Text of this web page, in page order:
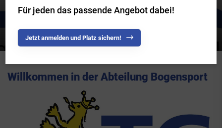
Willkommen in der Abteilung Bogensport
Für jeden das passende Angebot dabei!
Jetzt anmelden und Platz sichern!